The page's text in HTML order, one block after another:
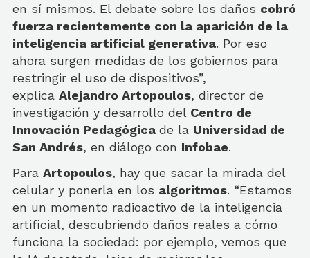
en sí mismos. El debate sobre los daños cobró
fuerza recientemente con la aparición de la
inteligencia artificial generativa. Por eso
ahora surgen medidas de los gobiernos para
restringir el uso de dispositivos”,
explica Alejandro Artopoulos, director de
investigación y desarrollo del Centro de
Innovación Pedagógica de la Universidad de
San Andrés, en diálogo con Infobae.
Para Artopoulos, hay que sacar la mirada del
celular y ponerla en los algoritmos. “Estamos
en un momento radioactivo de la inteligencia
artificial, descubriendo daños reales a cómo
funciona la sociedad: por ejemplo, vemos que